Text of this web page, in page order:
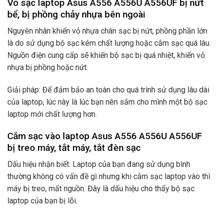
Vỏ sạc laptop Asus A556 A556U A556UF bị nứt
bể, bị phồng chảy nhựa bên ngoài
Nguyên nhân khiến vỏ nhựa chân sạc bị nứt, phồng phần lớn
là do sử dụng bộ sạc kém chất lượng hoặc cắm sạc quá lâu.
Nguồn điện cung cấp sẽ khiến bộ sạc bị quá nhiệt, khiến vỏ
nhựa bị phồng hoặc nứt.
Giải pháp: Để đảm bảo an toàn cho quá trình sử dụng lâu dài
của laptop, lúc này là lúc bạn nên sắm cho mình một bộ sạc
laptop mới chất lượng hơn.
Cắm sạc vào laptop Asus A556 A556U A556UF
bị treo máy, tắt máy, tắt đèn sạc
Dấu hiệu nhận biết: Laptop của bạn đang sử dụng bình
thường không có vấn đề gì nhưng khi cắm sạc laptop vào thì
máy bị treo, mất nguồn. Đây là dấu hiệu cho thấy bộ sạc
laptop của bạn bị lỗi.